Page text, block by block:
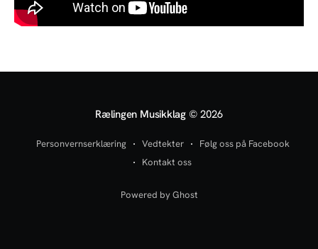
Rælingen Musikklag© 2026
Personvernserklæring Vedtekter
Følg oss på Facebook
Kontakt oss
Powered by Ghost